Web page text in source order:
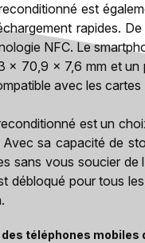
est
rapides.
NFC. Le
x 70,9 x 7,6 mm et
avec les
est un
sa capacité de
sans vous soucier
débloqué pour tous
téléphones